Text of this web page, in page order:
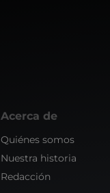
Acerca de
Quiénes somos
Nuestra historia
Redacción